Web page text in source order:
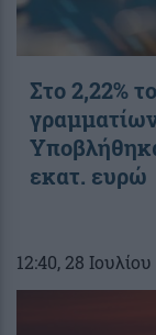
Στο 2,22%
εκατ. ευρώ
12:40, 28